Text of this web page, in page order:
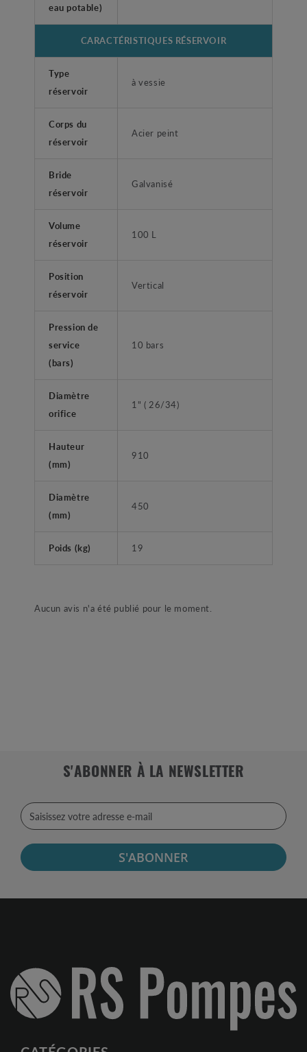
eau potable)
CARACTÉRISTIQUES RÉSERVOIR
Type
réservoir
à vessie
Corps du
réservoir
Acier peint
Bride
réservoir
Galvanisé
Volume
réservoir
100 L
Position
réservoir
Vertical
Pression de
service
(bars)
10 bars
Diamètre
orifice
1" ( 26/34)
Hauteur
(mm)
910
Diamètre
(mm)
450
Poids (kg) 19
Aucun avis n'a été publié pour le moment.
S'ABONNER À LA NEWSLETTER
S'ABONNER